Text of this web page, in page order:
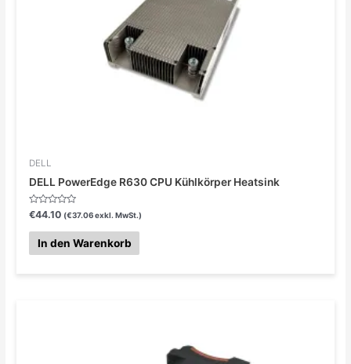
DELL
DELL PowerEdge R630 CPU Kühlkörper Heatsink
Bewertet
mit
0
von
€44.10 (€37.06exkl. MwSt.)
In den Warenkorb